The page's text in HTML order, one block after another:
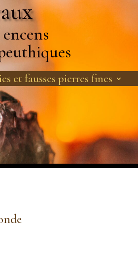
et fausses pierres fines